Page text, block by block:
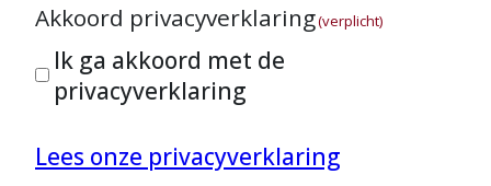
Akkoord privacyverklaring(verplicht)
Ik ga akkoord met de
privacyverklaring
Lees onze privacyverklaring